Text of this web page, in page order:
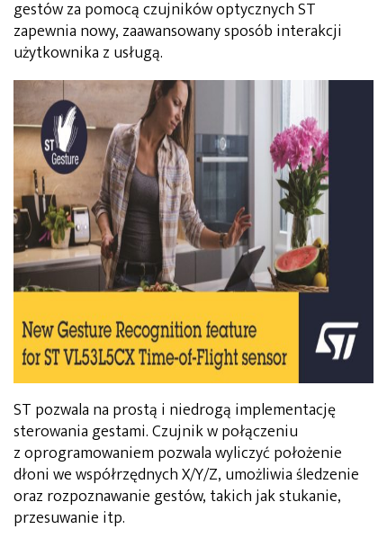
gestów za pomocą czujników optycznych ST
zapewnia nowy, zaawansowany sposób interakcji
użytkownika z usługą.
ST pozwala na prostą i niedrogą implementację
sterowania gestami. Czujnik w połączeniu
z oprogramowaniem pozwala wyliczyć położenie
dłoni we współrzędnych X/Y/Z, umożliwia śledzenie
oraz rozpoznawanie gestów, takich jak stukanie,
przesuwanie itp.